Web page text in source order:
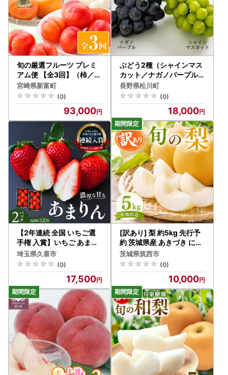
旬の厳選フルーツ プレミ
アム便 【全3回】（柿／プ
ラム／梨）2026年10月下
旬開始 E268-03
宮崎県新富町
(0)
93,000
ぶどう2種（シャインマス
カット／ナガノパープル）
贈答 約1.7kg 長野県松川
町産[KG11] //長野県 南信
州 松川町 種なし 食べ比べ
詰め合わせ 産地直送 新鮮
果物 フルーツ 贈答
長野県松川町
(0)
18,000
【2年連続 全国 いちご選
手権 入賞】いちご あまり
ん 260g×2パック あまり
ん
埼玉県久喜市
(0)
17,500
[訳あり] 梨 約5kg 先行予
約 茨城県産 あきづき にっ
こり おまかせ 期間限定 20
26年
茨城県筑西市
(0)
10,000